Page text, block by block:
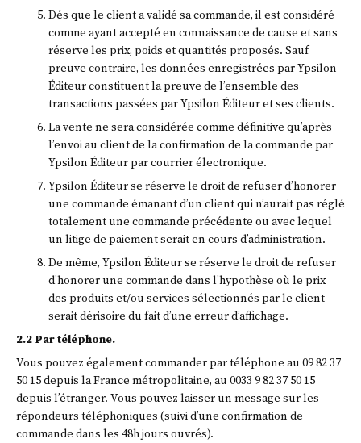
Dés que le client a validé sa commande, il est considéré
comme ayant accepté en connaissance de cause et sans
réserve les prix, poids et quantités proposés. Sauf
preuve contraire, les données enregistrées par Ypsilon
Éditeur constituent la preuve de l’ensemble des
transactions passées par Ypsilon Éditeur et ses clients.
La vente ne sera considérée comme définitive qu’après
l’envoi au client de la confirmation de la commande par
Ypsilon Éditeur par courrier électronique.
Ypsilon Éditeur se réserve le droit de refuser d’honorer
une commande émanant d’un client qui n’aurait pas réglé
totalement une commande précédente ou avec lequel
un litige de paiement serait en cours d’administration.
De même, Ypsilon Éditeur se réserve le droit de refuser
d’honorer une commande dans l’hypothèse où le prix
des produits et/ou services sélectionnés par le client
serait dérisoire du fait d’une erreur d’affichage.
2.2 Par téléphone.
Vous pouvez également commander par téléphone au 09 82 37
50 15 depuis la France métropolitaine, au 0033 9 82 37 50 15
depuis l’étranger. Vous pouvez laisser un message sur les
répondeurs téléphoniques (suivi d’une confirmation de
commande dans les 48h jours ouvrés).